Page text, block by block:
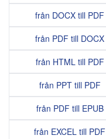
från DOCX till PDF
från PDF till DOCX
från HTML till PDF
från PPT till PDF
från PDF till EPUB
från EXCEL till PDF